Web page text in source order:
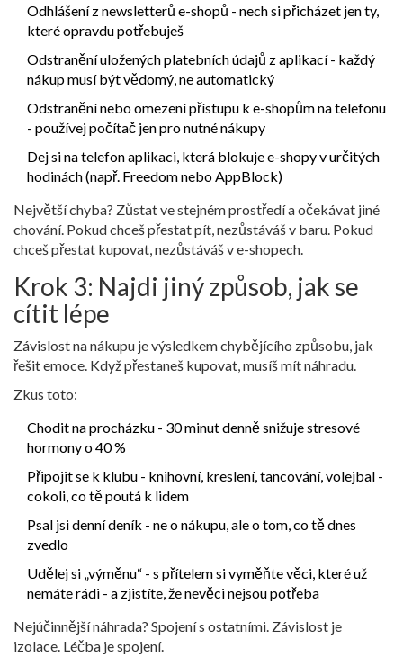
Odhlášení z newsletterů e-shopů - nech si přicházet jen ty,
které opravdu potřebuješ
Odstranění uložených platebních údajů z aplikací - každý
nákup musí být vědomý, ne automatický
Odstranění nebo omezení přístupu k e-shopům na telefonu
- používej počítač jen pro nutné nákupy
Dej si na telefon aplikaci, která blokuje e-shopy v určitých
hodinách (např. Freedom nebo AppBlock)
Největší chyba? Zůstat ve stejném prostředí a očekávat jiné
chování. Pokud chceš přestat pít, nezůstáváš v baru. Pokud
chceš přestat kupovat, nezůstáváš v e-shopech.
Krok 3: Najdi jiný způsob, jak se
cítit lépe
Závislost na nákupu je výsledkem chybějícího způsobu, jak
řešit emoce. Když přestaneš kupovat, musíš mít náhradu.
Zkus toto:
Chodit na procházku - 30 minut denně snižuje stresové
hormony o 40 %
Připojit se k klubu - knihovní, kreslení, tancování, volejbal -
cokoli, co tě poutá k lidem
Psal jsi denní deník - ne o nákupu, ale o tom, co tě dnes
zvedlo
Udělej si „výměnu“ - s přítelem si vyměňte věci, které už
nemáte rádi - a zjistíte, že nevěci nejsou potřeba
Nejúčinnější náhrada? Spojení s ostatními. Závislost je
izolace. Léčba je spojení.